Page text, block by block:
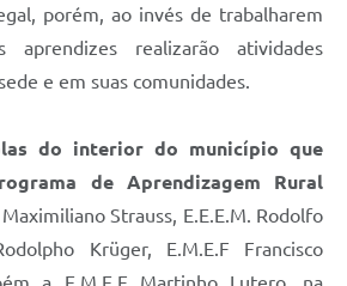
porém, ao invés de trabalharem
aprendizes realizarão atividades
e em suas comunidades.
do interior do município que
de Aprendizagem Rural
Strauss, E.E.E.M. Rodolfo
Krüger, E.M.E.F Francisco